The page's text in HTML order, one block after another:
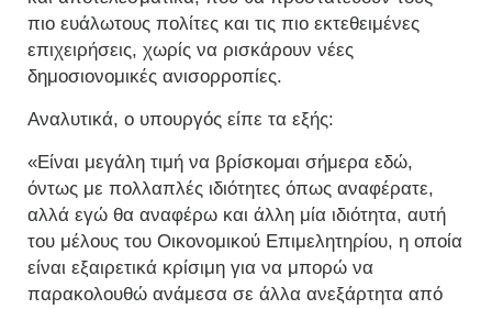
πιο ευάλωτους πολίτες και τις πιο εκτεθειμένες
επιχειρήσεις, χωρίς να ρισκάρουν νέες
δημοσιονομικές ανισορροπίες.
Αναλυτικά, ο υπουργός είπε τα εξής:
«Είναι μεγάλη τιμή να βρίσκομαι σήμερα εδώ,
όντως με πολλαπλές ιδιότητες όπως αναφέρατε,
αλλά εγώ θα αναφέρω και άλλη μία ιδιότητα, αυτή
του μέλους του Οικονομικού Επιμελητηρίου, η οποία
είναι εξαιρετικά κρίσιμη για να μπορώ να
παρακολουθώ ανάμεσα σε άλλα ανεξάρτητα από